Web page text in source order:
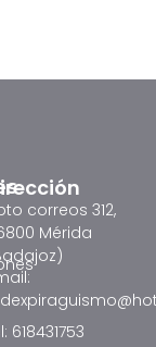
correos 312,
Mérida
618431753